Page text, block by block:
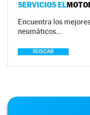
SERVICIOS EL
Encuentra los
neumáticos…
BUSCAR